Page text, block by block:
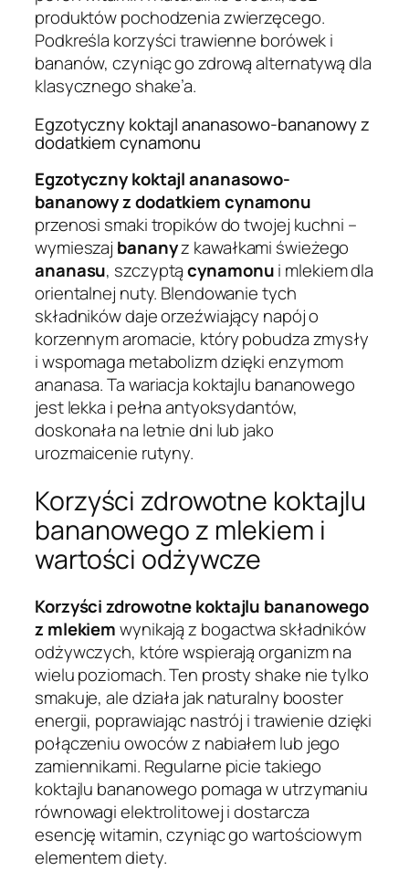
produktów pochodzenia zwierzęcego.
Podkreśla korzyści trawienne borówek i
bananów, czyniąc go zdrową alternatywą dla
klasycznego shake’a.
Egzotyczny koktajl ananasowo-bananowy z
dodatkiem cynamonu
Egzotyczny koktajl ananasowo-
bananowy z dodatkiem cynamonu
przenosi smaki tropików do twojej kuchni –
wymieszaj bananyz kawałkami świeżego
ananasu, szczyptącynamonui mlekiem dla
orientalnej nuty. Blendowanie tych
składników daje orzeźwiający napój o
korzennym aromacie, który pobudza zmysły
i wspomaga metabolizm dzięki enzymom
ananasa. Ta wariacja koktajlu bananowego
jest lekka i pełna antyoksydantów,
doskonała na letnie dni lub jako
urozmaicenie rutyny.
Korzyści zdrowotne koktajlu
bananowego z mlekiem i
wartości odżywcze
Korzyści zdrowotne koktajlu bananowego
z mlekiemwynikają z bogactwa składników
odżywczych, które wspierają organizm na
wielu poziomach. Ten prosty shake nie tylko
smakuje, ale działa jak naturalny booster
energii, poprawiając nastrój i trawienie dzięki
połączeniu owoców z nabiałem lub jego
zamiennikami. Regularne picie takiego
koktajlu bananowego pomaga w utrzymaniu
równowagi elektrolitowej i dostarcza
esencję witamin, czyniąc go wartościowym
elementem diety.